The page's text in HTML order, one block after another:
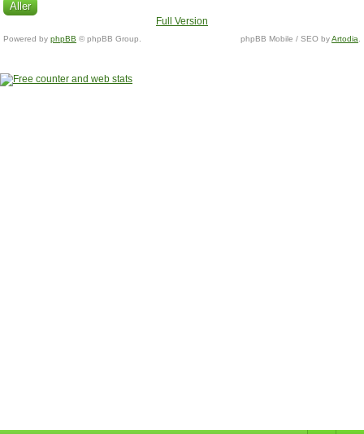
Full Version
Powered by phpBB © phpBB Group. phpBB Mobile / SEO byArtodia